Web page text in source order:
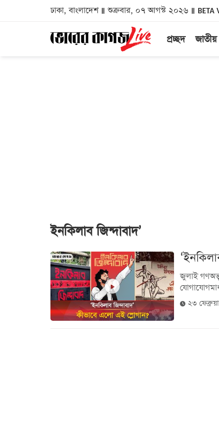
ঢাকা, বাংলাদেশ শুক্রবার, ০৭ আগস্ট ২০২৬ BETA
প্রচ্ছদ জাতীয়
ইনকিলাব জিন্দাবাদ’
জুলাই
২৩